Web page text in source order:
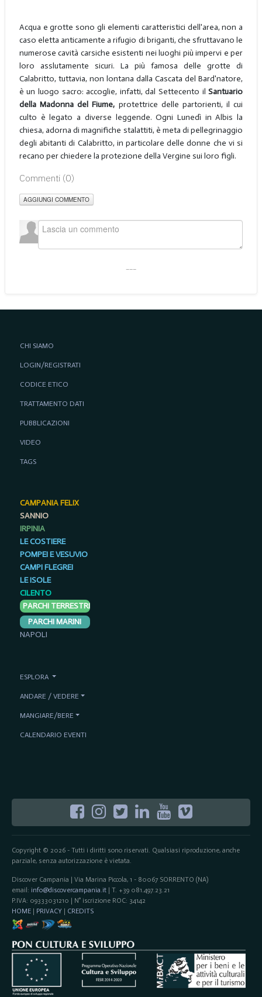
Acqua e grotte sono gli elementi caratteristici dell'area, non a
caso eletta anticamente a rifugio di briganti, che sfruttavano le
numerose cavità carsiche esistenti nei luoghi più impervi e per
loro asslutamente sicuri. La più famosa delle grotte di
Calabritto, tuttavia, non lontana dalla Cascata del Bard'natore,
è un luogo sacro: accoglie, infatti, dal Settecento ilSantuario
della Madonna del Fiume, protettrice delle partorienti, il cui
culto è legato a diverse leggende. Ogni Lunedì in Albis la
chiesa, adorna di magnifiche stalattiti, è meta di pellegrinaggio
degli abitanti di Calabritto, in particolare delle donne che vi si
recano per chiedere la protezione della Vergine sui loro figli.
Commenti (0)
AGGIUNGI COMMENTO
Copyright © 2026 - Tutti i diritti sono riservati. Qualsiasi riproduzione, anche
parziale, senza autorizzazione è vietata.
Discover Campania | Via Marina Piccola, 1 - 80067 SORRENTO (NA)
email: info@discovercampania.it| T. +39 081.497.23.21
P.IVA: 09333031210 | N° iscrizione ROC: 34142
HOME| PRIVACY | CREDITS
CHI SIAMO
LOGIN/REGISTRATI
CODICE ETICO
TRATTAMENTO DATI
PUBBLICAZIONI
VIDEO
TAGS
CAMPANIA FELIX
SANNIO
IRPINIA
LE COSTIERE
POMPEI E VESUVIO
CAMPI FLEGREI
LE ISOLE
CILENTO
PARCHI TERRESTRI
PARCHI MARINI
NAPOLI
ESPLORA
ANDARE / VEDERE
MANGIARE/BERE
CALENDARIO EVENTI